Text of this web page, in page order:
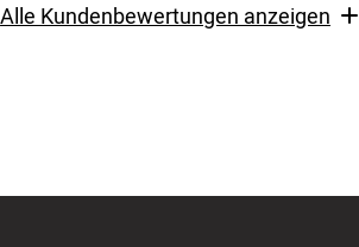
Alle Kundenbewertungen anzeigen